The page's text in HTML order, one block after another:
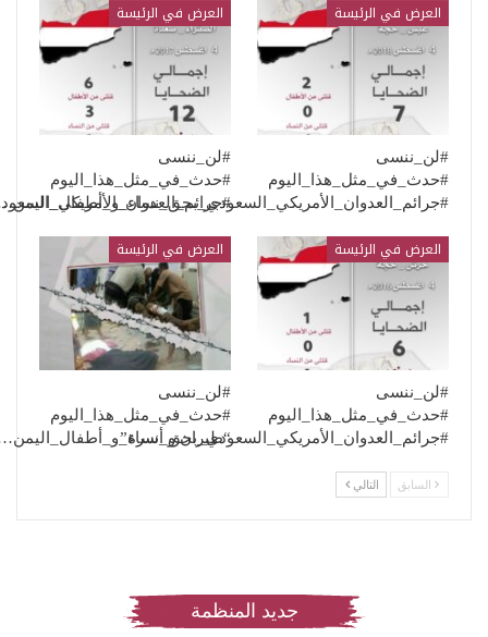
العرض في الرئيسة
#لن_ننسى
#حدث_في_مثل_هذا_اليوم
العرض في الرئيسة
#لن_ننسى
#حدث_في_مثل_هذا_اليوم
العرض في الرئيسة
#لن_ننسى
#حدث_في_مثل_هذا_اليوم
العرض في الرئيسة
#لن_ننسى
#حدث_في_مثل_هذا_اليوم
“طيران و أسرة”
السابق التالي
جديد المنظمة